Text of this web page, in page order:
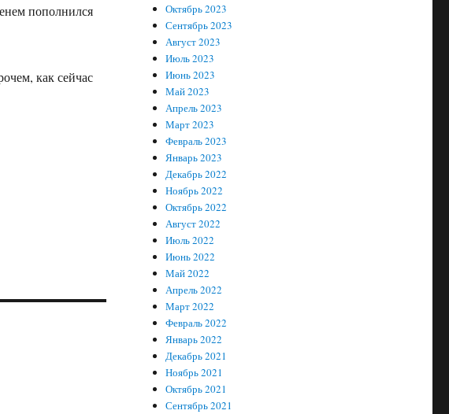
пополнился
как сейчас
Октябрь 2023
Сентябрь 2023
Август 2023
Июль 2023
Июнь 2023
Май 2023
Апрель 2023
Март 2023
Февраль 2023
Январь 2023
Декабрь 2022
Ноябрь 2022
Октябрь 2022
Август 2022
Июль 2022
Июнь 2022
Май 2022
Апрель 2022
Март 2022
Февраль 2022
Январь 2022
Декабрь 2021
Ноябрь 2021
Октябрь 2021
Сентябрь 2021